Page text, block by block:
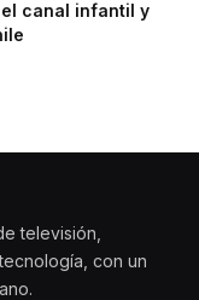
canal infantil y
televisión,
con un